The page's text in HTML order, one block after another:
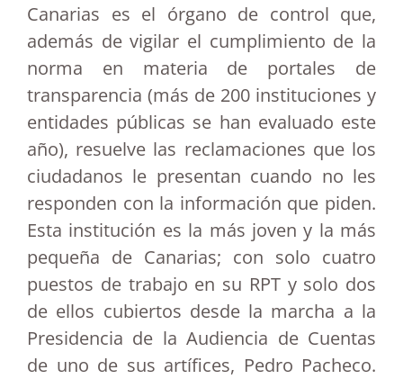
Canarias es el órgano de control que,
además de vigilar el cumplimiento de la
norma en materia de portales de
transparencia (más de 200 instituciones y
entidades públicas se han evaluado este
año), resuelve las reclamaciones que los
ciudadanos le presentan cuando no les
responden con la información que piden.
Esta institución es la más joven y la más
pequeña de Canarias; con solo cuatro
puestos de trabajo en su RPT y solo dos
de ellos cubiertos desde la marcha a la
Presidencia de la Audiencia de Cuentas
de uno de sus artífices, Pedro Pacheco.